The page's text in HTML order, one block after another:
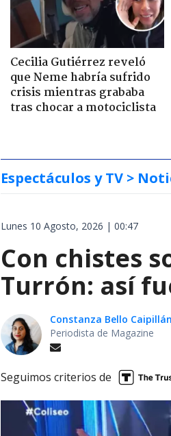
Cecilia Gutiérrez reveló
que Neme habría sufrido
crisis mientras grababa
tras chocar a motociclista
Espectáculos y TV >
Lunes 10 Agosto, 2026 | 00:47
Con chistes
Turrón: así
Constanza Bello Caipillán
Periodista de Magazine
Seguimos criterios de